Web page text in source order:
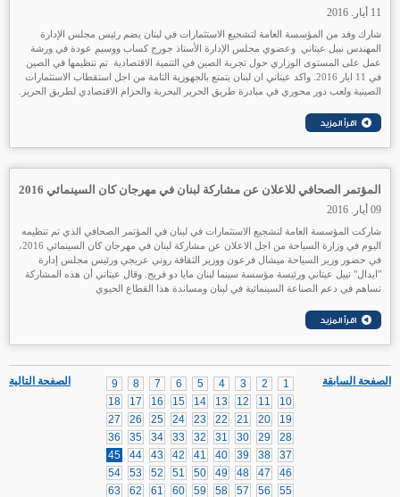
11 أيار. 2016
شارك وفد من المؤسسة العامة لتشجيع الاستثمارات في لبنان يضم رئيس مجلس الإدارة
المهندس نبيل عيتاني وعضوي مجلس الإدارة الأستاذ جورج كساب ووسيم عودة في ورشة
عمل على المستوى الوزاري حول تجربة الصين في التنمية الاقتصادية تم تنظيمها في الصين
في 11 ايار 2016. واكد عيتاني ان لبنان يتمتع بالجهوزية التامة من اجل استقطاب الاستثمارات
الصينية ولعب دور محوري في مبادرة طريق الحرير البحرية والحزام الاقتصادي لطريق الحرير.
المؤتمر الصحافي للاعلان عن مشاركة لبنان في مهرجان كان السينمائي 2016
09 أيار. 2016
شاركت المؤسسة العامة لتشجيع الاستثمارات في لبنان في المؤتمر الصحافي الذي تم تنظيمه
اليوم في وزارة السياحة من اجل الاعلان عن مشاركة لبنان في مهرجان كان السينمائي 2016،
في حضور وزير السياحة ميشال فرعون ووزير الثقافة روني عريجي ورئيس مجلس إدارة
"ايدال" نبيل عيتاني ورئيسة مؤسسة سينما لبنان مايا دو فريج. وقال عيتاني أن هذه المشاركة
تساهم في دعم الصناعة السينمائية في لبنان ومساندة هذا القطاع الحيوي
الصفحة التالية 1
2
3
4
5
6
7
8
9
10
11
12
13
14
15
16
17
18
19
20
21
22
23
24
25
26
27
28
29
30
31
32
33
34
35
36
37
38
39
40
41
42
43
44
45
46
47
48
49
50
51
52
53
54
55
56
57
58
59
60
61
62
63
الصفحة السابقة